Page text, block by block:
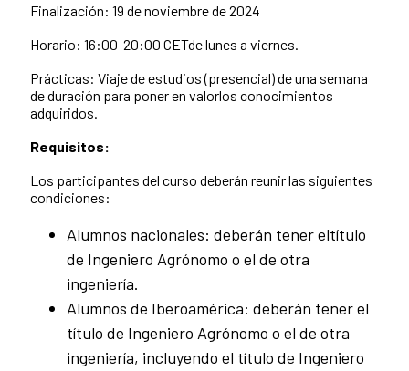
Finalización: 19 de noviembre de 2024
Horario: 16:00-20:00 CETde lunes a viernes.
Prácticas: Viaje de estudios (presencial) de una semana
de duración para poner en valorlos conocimientos
adquiridos.
Requisitos:
Los participantes del curso deberán reunir las siguientes
condiciones:
Alumnos nacionales: deberán tener eltítulo
de Ingeniero Agrónomo o el de otra
ingeniería.
Alumnos de Iberoamérica: deberán tener el
título de Ingeniero Agrónomo o el de otra
ingeniería, incluyendo el título de Ingeniero